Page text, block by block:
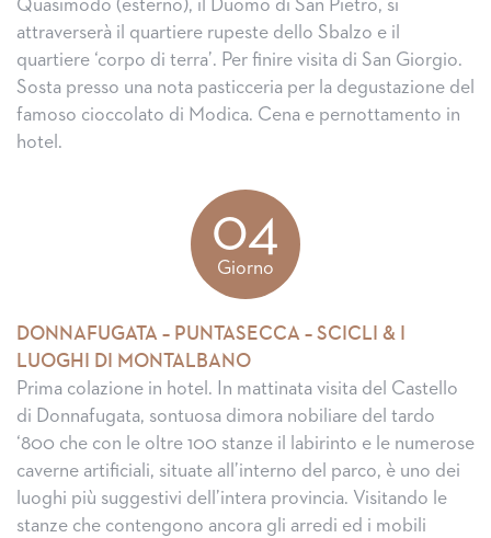
Quasimodo (esterno), il Duomo di San Pietro, si
attraverserà il quartiere rupeste dello Sbalzo e il
quartiere ‘corpo di terra’. Per finire visita di San Giorgio.
Sosta presso una nota pasticceria per la degustazione del
famoso cioccolato di Modica. Cena e pernottamento in
hotel.
04
Giorno
DONNAFUGATA – PUNTASECCA – SCICLI & I
LUOGHI DI MONTALBANO
Prima colazione in hotel. In mattinata visita del Castello
di Donnafugata, sontuosa dimora nobiliare del tardo
‘800 che con le oltre 100 stanze il labirinto e le numerose
caverne artificiali, situate all’interno del parco, è uno dei
luoghi più suggestivi dell’intera provincia. Visitando le
stanze che contengono ancora gli arredi ed i mobili